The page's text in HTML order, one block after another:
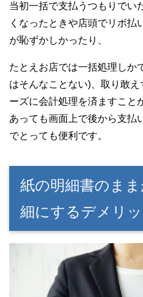
当初一括で支払うつもりでい
くなったときや店頭でリボ払
が恥ずかしかったり、
たとえお店では一括処理しか
はそんなことない)、取り敢
ーズに会計処理を済ますこと
あっても画面上で後から支払
でとっても便利です。
紙の明細書のま
細にするデメリッ